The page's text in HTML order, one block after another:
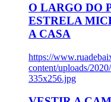
O LARGO DO
ESTRELA
A CASA
https://
content/uploads/
335x256.jpg